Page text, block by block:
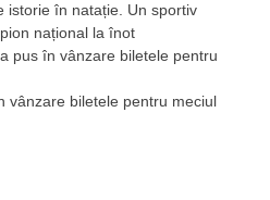
istorie în natație. Un sportiv
național la înot
a pus în vânzare biletele pentru
vânzare biletele pentru meciul